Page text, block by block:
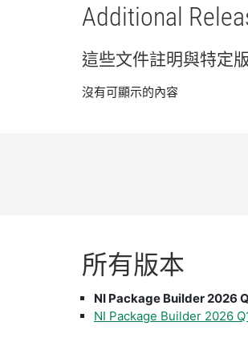
Additional
這些文件註明與特定
沒有可顯示的內容
所有版本
NI Package Builder 2026
NI Package Builder 2026